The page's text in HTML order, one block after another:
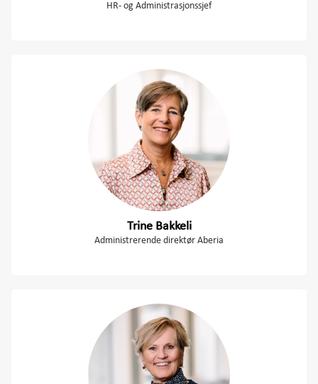
HR- og Administrasjonssjef
Trine Bakkeli
Administrerende direktør Aberia